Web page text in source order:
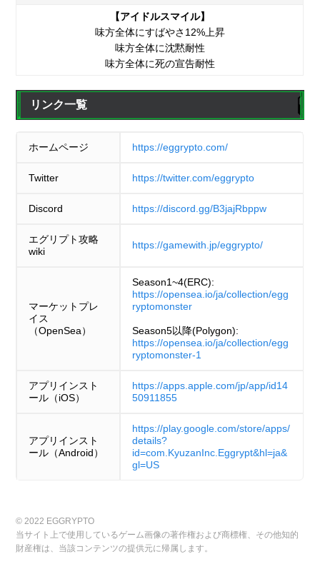
【アイドルスマイル】
味方全体にすばやさ12%上昇
味方全体に沈黙耐性
味方全体に死の宣告耐性
リンク一覧
ホームページ https://eggrypto.com/
Twitter https://twitter.com/eggrypto
Discord https://discord.gg/B3jajRbppw
エグリプト攻略
wiki
https://gamewith.jp/eggrypto/
マーケットプレ
イス
（OpenSea）
Season1~4(ERC):
https://opensea.io/ja/collection/egg
ryptomonster
Season5以降(Polygon):
https://opensea.io/ja/collection/egg
ryptomonster-1
アプリインスト
ール（iOS）
https://apps.apple.com/jp/app/id14
50911855
アプリインスト
ール（Android）
https://play.google.com/store/apps/
details?
id=com.KyuzanInc.Eggrypt&hl=ja&
gl=US
© 2022 EGGRYPTO
当サイト上で使用しているゲーム画像の著作権および商標権、その他知的
財産権は、当該コンテンツの提供元に帰属します。